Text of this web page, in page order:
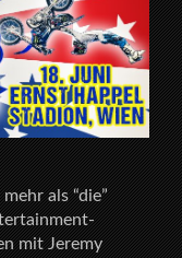
als “die”
mit Jeremy